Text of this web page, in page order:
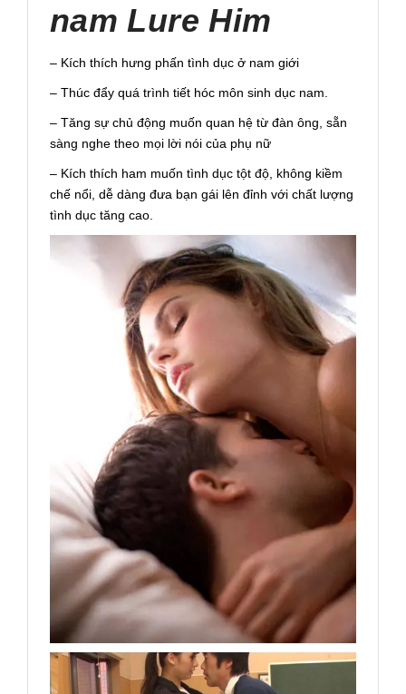
nam Lure Him
– Kích thích hưng phấn tình dục ở nam giới
– Thúc đẩy quá trình tiết hóc môn sinh dục nam.
– Tăng sự chủ động muốn quan hệ từ đàn ông, sẵn
sàng nghe theo mọi lời nói của phụ nữ
– Kích thích ham muốn tình dục tột độ, không kiềm
chế nổi, dễ dàng đưa bạn gái lên đỉnh với chất lượng
tình dục tăng cao.